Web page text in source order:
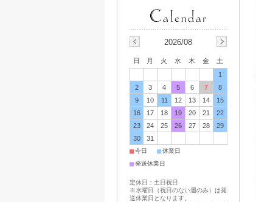
2026/08
日 月 火 水 木 金
土
1
2
3 4 5 6 7
8
9
10 11 12 13 14
15
16
17 18 19 20 21
22
23
24 25 26 27 28
29
30
31
■今日 ■休業日
■発送休業日
定休日：土日祝日
※水曜日（祝日のない週のみ）は発
送休業日となります。